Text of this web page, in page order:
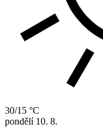
30/15 °C
pondělí 10. 8.